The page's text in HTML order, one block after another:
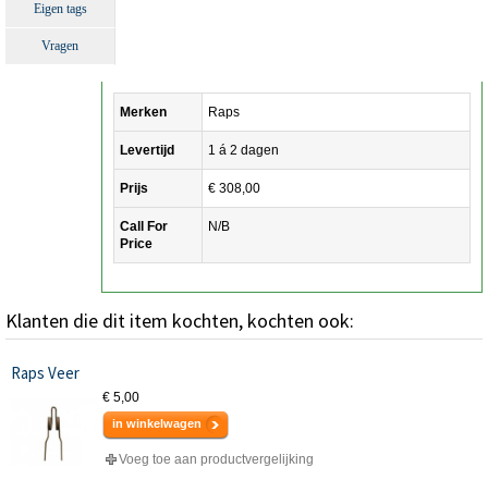
Eigen tags
Vragen
Merken Raps
Levertijd 1 á 2 dagen
Prijs € 308,00
Call For
Price
N/B
Klanten die dit item kochten, kochten ook:
Raps Veer
€ 5,00
in winkelwagen
Voeg toe aan productvergelijking